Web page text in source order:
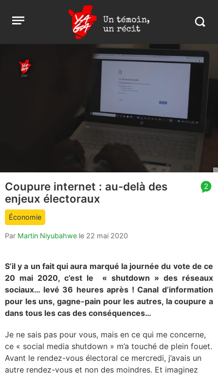
Open
menu
Yaga
Burundi
Search
article
comment
count
2
Coupure internet : au-delà des
enjeux électoraux
Économie
Par Martin Niyubahwe le 22 mai 2020
S’il y a un fait qui aura marqué la journée du vote de ce
20 mai 2020, c’est le « shutdown » des réseaux
sociaux… levé 36 heures après ! Canal d’information
pour les uns, gagne-pain pour les autres, la coupure a
dans tous les cas des conséquences…
Je ne sais pas pour vous, mais en ce qui me concerne,
ce « social media shutdown » m’a touché de plein fouet.
Avant le rendez-vous électoral ce mercredi, j’avais un
autre rendez-vous et non des moindres. Et imaginez